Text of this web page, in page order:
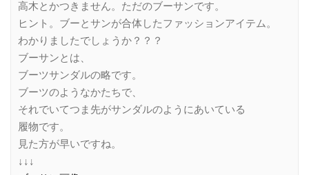
高木とかつきません。ただのブーサンです。
ヒント。ブーとサンが合体したファッションアイテム。
わかりましたでしょうか？？？
ブーサンとは、
ブーツサンダルの略です。
ブーツのようなかたちで、
それでいてつま先がサンダルのようにあいている
履物です。
見た方が早いですね。
↓↓↓